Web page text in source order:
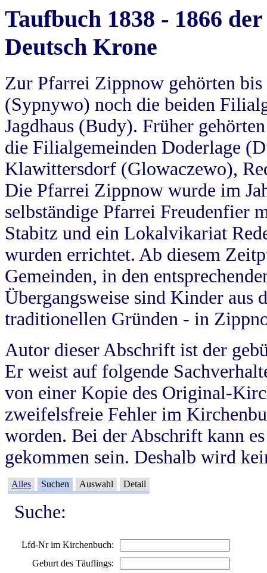
Taufbuch 1838 - 1866
Deutsch Krone
Zur Pfarrei Zippnow gehörten
(Sypnywo) noch die beiden
Jagdhaus (Budy). Früher
die Filialgemeinden Doderlage
Klawittersdorf (Glowaczewo),
Die Pfarrei Zippnow wurde im
selbständige Pfarrei Freudenfier
Stabitz und ein Lokalvikariat
wurden errichtet. Ab diesem
Gemeinden, in den
Übergangsweise sind Kinder aus
traditionellen Gründen - in
Autor dieser Abschrift ist der
Er weist auf folgende
von einer Kopie des Original-
zweifelsfreie Fehler im
worden. Bei der Abschrift kann
gekommen sein. Deshalb wird
Alles Suchen Auswahl Detail
Suche:
Lfd-Nr im Kirchenbuch:
Geburt des Täuflings: